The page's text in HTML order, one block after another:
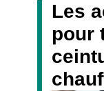
Les
pour